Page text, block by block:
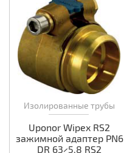
Изолированные трубы
Uponor Wipex RS2
зажимной адаптер PN6
DR 63×5,8 RS2